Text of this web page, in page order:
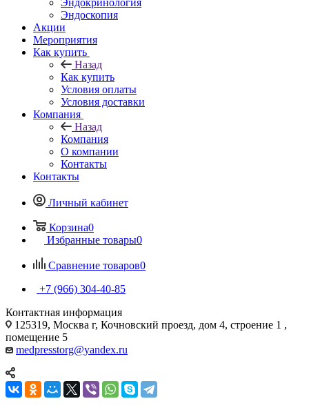
Эндокринология
Эндоскопия
Акции
Мероприятия
Как купить
Назад
Как купить
Условия оплаты
Условия доставки
Компания
Назад
Компания
О компании
Контакты
Контакты
Личный кабинет
Корзина0
Избранные товары0
Сравнение товаров0
+7 (966) 304-40-85
Контактная информация
125319, Москва г, Кочновский проезд, дом 4, строение 1 ,
помещение 5
medpresstorg@yandex.ru